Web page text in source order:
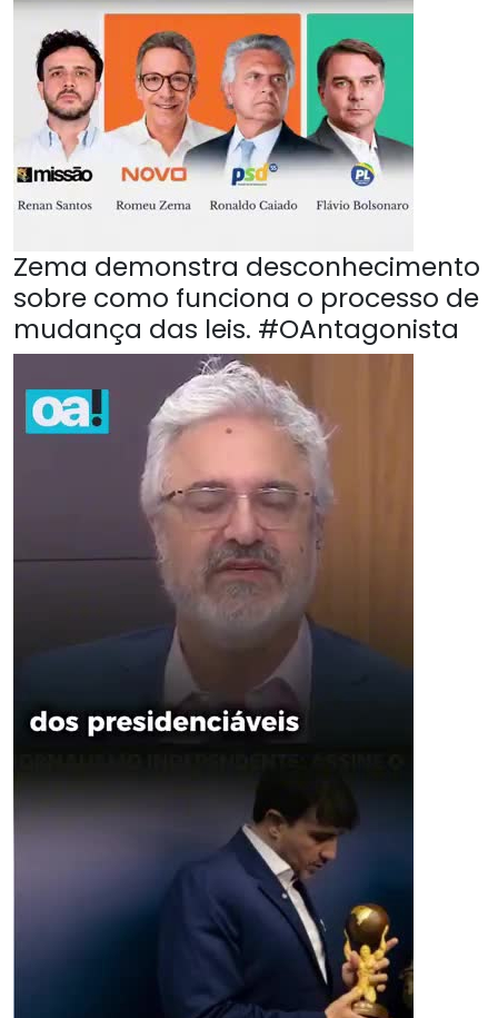
Zema demonstra desconhecimento
sobre como funciona o processo de
mudança das leis. #OAntagonista